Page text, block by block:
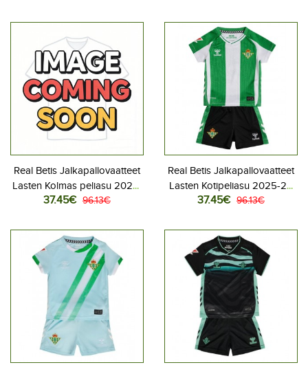
Real Betis Jalkapallovaatteet
Lasten Kolmas peliasu 2026-
27 Lyhythihainen (+ Lyhyet
37.45€ 96.13€
Real Betis Jalkapallovaatteet
Lasten Kotipeliasu 2025-26
Lyhythihainen (+ Lyhyet
37.45€ 96.13€